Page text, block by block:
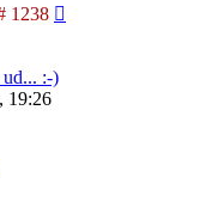
1238
ud... :-)
19:26